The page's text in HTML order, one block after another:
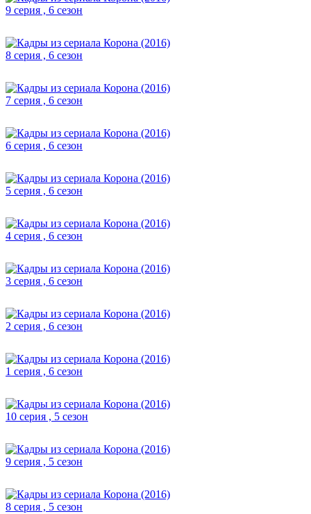
9 серия , 6 сезон
8 серия , 6 сезон
7 серия , 6 сезон
6 серия , 6 сезон
5 серия , 6 сезон
4 серия , 6 сезон
3 серия , 6 сезон
2 серия , 6 сезон
1 серия , 6 сезон
10 серия , 5 сезон
9 серия , 5 сезон
8 серия , 5 сезон